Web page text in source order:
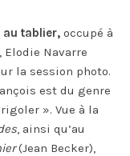
au tablier, occupé à
Navarre
la session photo.
est du genre
». Vue à la
, ainsi qu’au
(Jean Becker),